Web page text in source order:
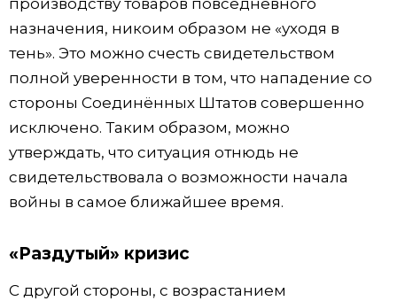
производству товаров повседневного
назначения, никоим образом не «уходя в
тень». Это можно счесть свидетельством
полной уверенности в том, что нападение со
стороны Соединённых Штатов совершенно
исключено. Таким образом, можно
утверждать, что ситуация отнюдь не
свидетельствовала о возможности начала
войны в самое ближайшее время.
«Раздутый» кризис
С другой стороны, с возрастанием